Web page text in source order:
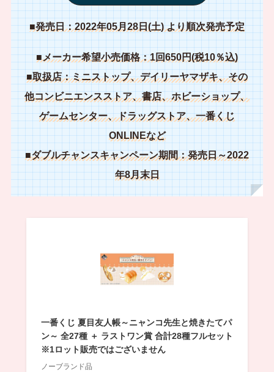
■発売日：2022年05月28日(土) より順次発売予定
■メーカー希望小売価格：1回650円(税10％込)
■取扱店：ミニストップ、デイリーヤマザキ、その
他コンビニエンスストア、書店、ホビーショップ、
ゲームセンター、ドラッグストア、一番くじ
ONLINEなど
■ダブルチャンスキャンペーン期間：発売日～2022
年8月末日
一番くじ 夏目友人帳～ニャンコ先生と焼きたてパ
ン～ 全27種 ＋ ラストワン賞 合計28種フルセット
※1ロット販売ではございません
ノーブランド品